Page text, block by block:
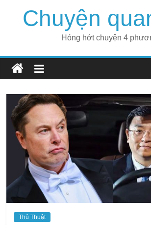
Chuyện
Hóng hớt chuyện 4
Thủ Thuật